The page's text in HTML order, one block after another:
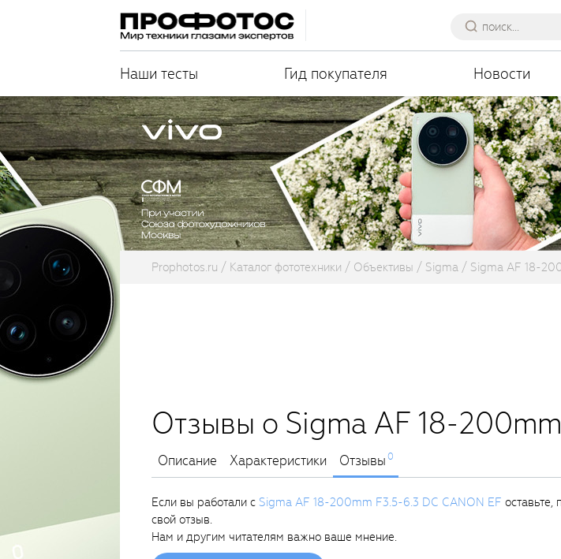
Наши тесты Гид покупателя Новости
Prophotos.ru Каталог фототехники Объективы Sigma Sigma AF 18-
Отзывы о Sigma AF 18-
Описание Характеристики Отзывы0
Если вы работали с Sigma AF 18-200mm F3.5-6.3 DC CANON EF оставьте,
свой отзыв.
Нам и другим читателям важно ваше мнение.